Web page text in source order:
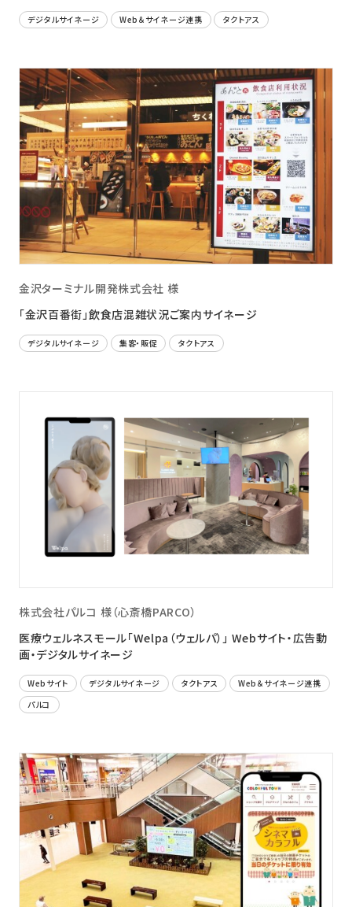
デジタルサイネージ Web＆サイネージ連携 タクトアス
金沢ターミナル開発株式会社 様
「金沢百番街」飲食店混雑状況ご案内サイネージ
デジタルサイネージ 集客・販促 タクトアス
株式会社パルコ 様（心斎橋PARCO）
医療ウェルネスモール「Welpa（ウェルパ）」 Webサイト・広告動
画・デジタルサイネージ
Webサイト デジタルサイネージ タクトアス
Web＆サイネージ連携
パルコ